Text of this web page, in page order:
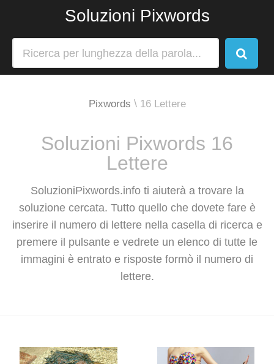
Soluzioni Pixwords
Pixwords 16 Lettere
Soluzioni Pixwords 16
Lettere
SoluzioniPixwords.info ti aiuterà a trovare la
soluzione cercata. Tutto quello che dovete fare è
inserire il numero di lettere nella casella di ricerca e
premere il pulsante e vedrete un elenco di tutte le
immagini è entrato e risposte formò il numero di
lettere.